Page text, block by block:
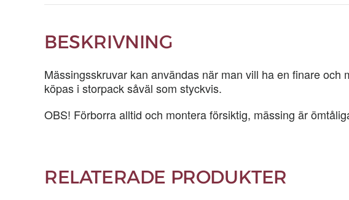
BESKRIVNING
Mässingsskruvar kan användas när man vill ha en finare
köpas i storpack såväl som styckvis.
OBS! Förborra alltid och montera försiktig, mässing är
RELATERADE PRODUKTER